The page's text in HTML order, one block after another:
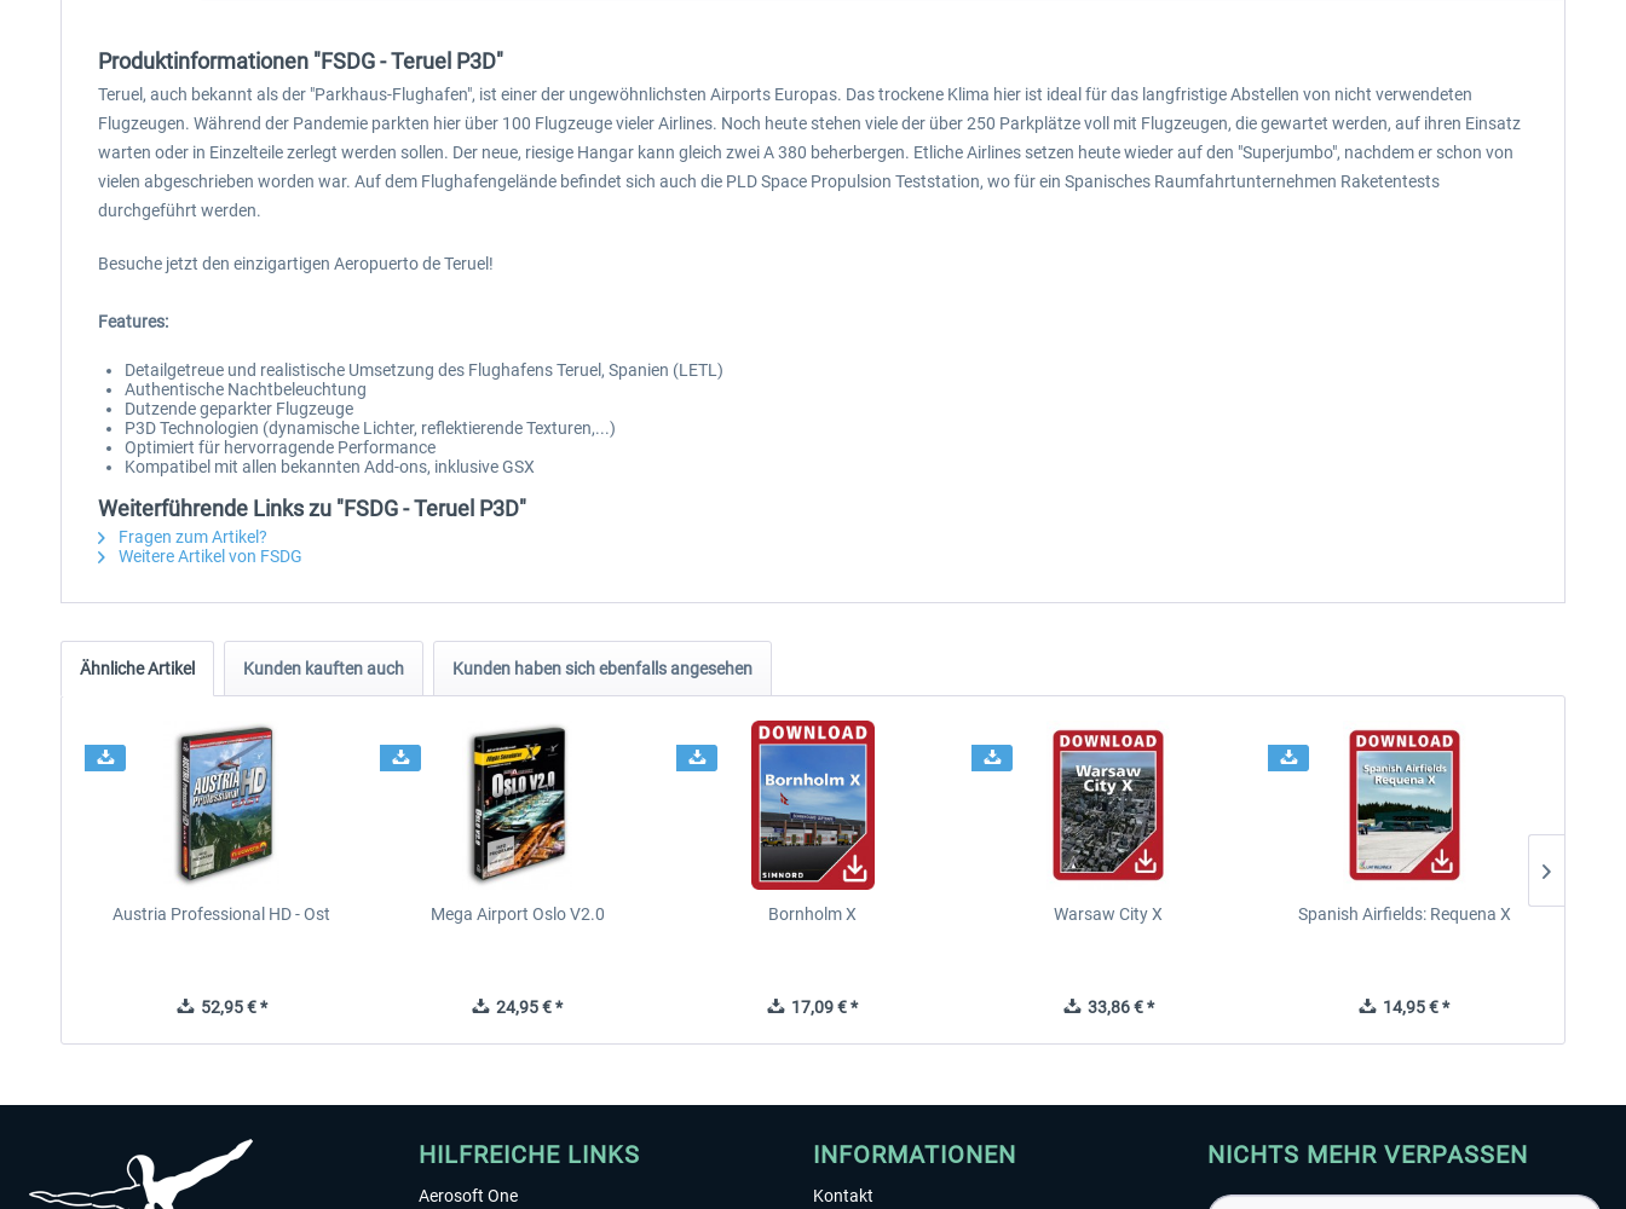
Produktinformationen "FSDG - Teruel P3D"
Teruel, auch bekannt als der "Parkhaus-Flughafen", ist einer der ungewöhnlichsten Airports Europas. Das trockene Klima hier ist ideal für das langfristige Abstellen von nicht verwendeten
Flugzeugen. Während der Pandemie parkten hier über 100 Flugzeuge vieler Airlines. Noch heute stehen viele der über 250 Parkplätze voll mit Flugzeugen, die gewartet werden, auf ihren Einsatz
warten oder in Einzelteile zerlegt werden sollen. Der neue, riesige Hangar kann gleich zwei A 380 beherbergen. Etliche Airlines setzen heute wieder auf den "Superjumbo", nachdem er schon von
vielen abgeschrieben worden war. Auf dem Flughafengelände befindet sich auch die PLD Space Propulsion Teststation, wo für ein Spanisches Raumfahrtunternehmen Raketentests
durchgeführt werden.
Besuche jetzt den einzigartigen Aeropuerto de Teruel!
Features:
Detailgetreue und realistische Umsetzung des Flughafens Teruel, Spanien (LETL)
Authentische Nachtbeleuchtung
Dutzende geparkter Flugzeuge
P3D Technologien (dynamische Lichter, reflektierende Texturen,...)
Optimiert für hervorragende Performance
Kompatibel mit allen bekannten Add-ons, inklusive GSX
Weiterführende Links zu "FSDG - Teruel P3D"
Fragen zum Artikel?
Weitere Artikel von FSDG
Ähnliche Artikel Kunden kauften auch Kunden haben sich ebenfalls angesehen
Austria Professional HD - Ost
52,95 € *
Mega Airport Oslo V2.0
24,95 € *
Bornholm X
17,09 € *
Warsaw City X
33,86 € *
Spanish Airfields: Requena X
14,95 € *
HILFREICHE LINKS
Aerosoft One
INFORMATIONEN
Kontakt
NICHTS MEHR VERPASSEN